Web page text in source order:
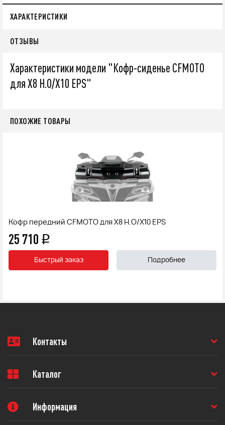
ХАРАКТЕРИСТИКИ
ОТЗЫВЫ
Характеристики модели "Кофр-сиденье CFMOTO
для X8 H.O/X10 EPS"
ПОХОЖИЕ ТОВАРЫ
Кофр передний CFMOTO для X8 H.O/X10 EPS
25 710 q
Быстрый заказ Подробнее
Контакты
Каталог
Информация